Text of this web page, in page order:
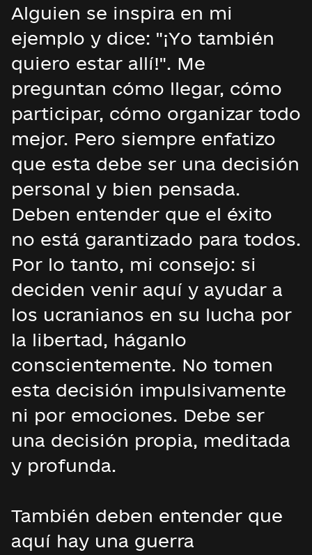
Alguien se inspira en mi
ejemplo y dice: "¡Yo también
quiero estar allí!". Me
preguntan cómo llegar, cómo
participar, cómo organizar todo
mejor. Pero siempre enfatizo
que esta debe ser una decisión
personal y bien pensada.
Deben entender que el éxito
no está garantizado para todos.
Por lo tanto, mi consejo: si
deciden venir aquí y ayudar a
los ucranianos en su lucha por
la libertad, háganlo
conscientemente. No tomen
esta decisión impulsivamente
ni por emociones. Debe ser
una decisión propia, meditada
y profunda.
También deben entender que
aquí hay una guerra